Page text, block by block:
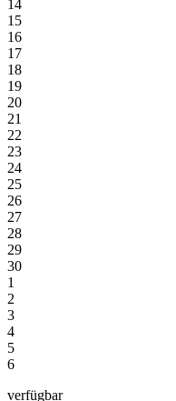
14
15
16
17
18
19
20
21
22
23
24
25
26
27
28
29
30
1
2
3
4
5
6
verfügbar